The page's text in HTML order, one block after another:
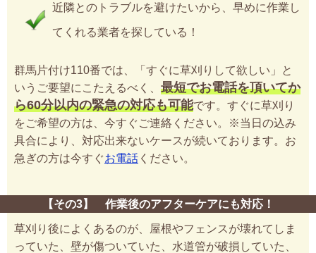
近隣とのトラブルを避けたいから、早めに作業し
てくれる業者を探している！
群馬片付け110番では、「すぐに草刈りして欲しい」と
いうご要望にこたえるべく、 最短でお電話を頂いてか
ら60分以内の緊急の対応も可能です。すぐに草刈り
をご希望の方は、今すぐご連絡ください。※当日の込み
具合により、対応出来ないケースが続いております。お
急ぎの方は今すぐお電話 ください。
【その3】 作業後のアフターケアにも対応！
草刈り後によくあるのが、屋根やフェンスが壊れてしま
っていた、壁が傷ついていた、水道管が破損していた、